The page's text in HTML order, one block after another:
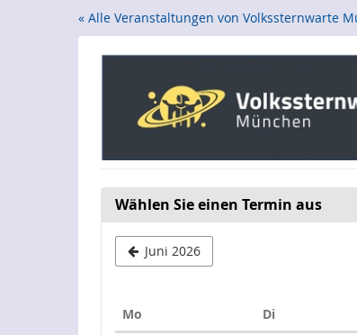
« Alle Veranstaltungen von Volkssternwarte
Wählen Sie einen Termin aus
Juni 2026
Mo DiDienstag